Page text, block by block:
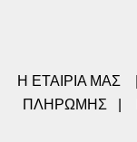
Η ΕΤΑΙΡΙΑ ΜΑΣ
ΠΛΗΡΩΜΗΣ